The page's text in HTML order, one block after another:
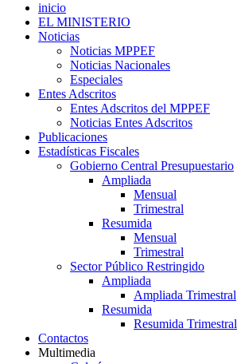
inicio
EL MINISTERIO
Noticias
Noticias MPPEF
Noticias Nacionales
Especiales
Entes Adscritos
Entes Adscritos del MPPEF
Noticias Entes Adscritos
Publicaciones
Estadísticas Fiscales
Gobierno Central Presupuestario
Ampliada
Mensual
Trimestral
Resumida
Mensual
Trimestral
Sector Público Restringido
Ampliada
Ampliada Trimestral
Resumida
Resumida Trimestral
Contactos
Multimedia